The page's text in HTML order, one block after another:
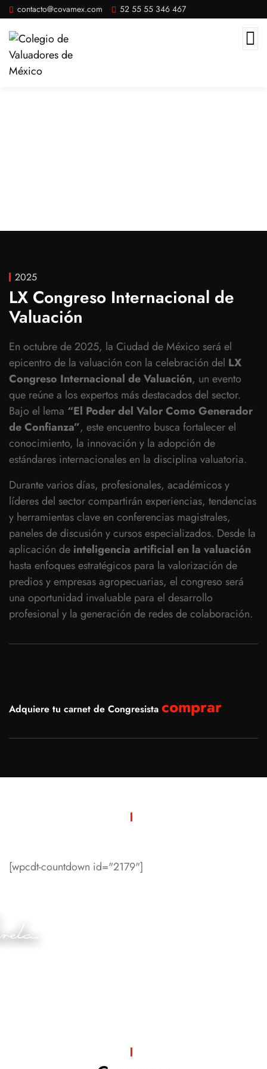
contacto@covamex.com 52 55 55 346 467
2025
LX Congreso Internacional de
Valuación
En octubre de 2025, la Ciudad de México será el
epicentro de la valuación con la celebración del LX
Congreso Internacional de Valuación, un evento
que reúne a los expertos más destacados del sector.
Bajo el lema “El Poder del Valor Como Generador
de Confianza”, este encuentro busca fortalecer el
conocimiento, la innovación y la adopción de
estándares internacionales en la disciplina valuatoria.
Durante varios días, profesionales, académicos y
líderes del sector compartirán experiencias, tendencias
y herramientas clave en conferencias magistrales,
paneles de discusión y cursos especializados. Desde la
aplicación de inteligencia artificial en la valuación
hasta enfoques estratégicos para la valorización de
predios y empresas agropecuarias, el congreso será
una oportunidad invaluable para el desarrollo
profesional y la generación de redes de colaboración.
Adquiere tu carnet de Congresista comprar
[wpcdt-countdown id="2179"]